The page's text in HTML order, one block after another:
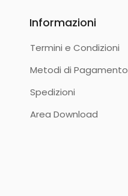
Informazioni
Termini e Condizioni
Metodi di Pagamento
Spedizioni
Area Download